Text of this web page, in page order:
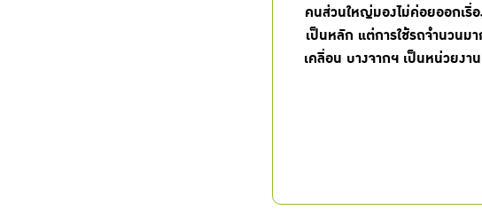
คนส่วนใหญ่มองไม่ค่อยออกเรื่
เป็นหลัก แต่การใช้รถจำนวนม
เคลื่อน บางจากฯ เป็นหน่วยง